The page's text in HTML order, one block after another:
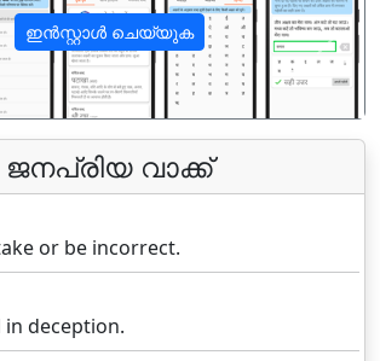
ഇൻസ്റ്റാൾ ചെയ്യുക
अगला
ജനപ്രിയ വാക്ക്
or be incorrect.
deception.